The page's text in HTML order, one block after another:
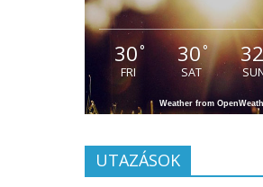
30°
FRI
30°
SAT
32
Weather from
UTAZÁSOK